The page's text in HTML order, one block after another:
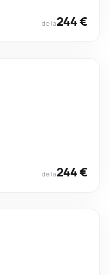
de la244 €
de la244 €